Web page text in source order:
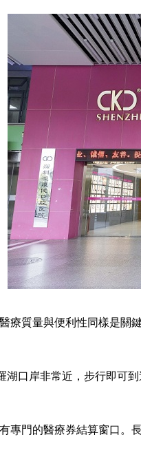
質量與便利性同樣是關
岸非常近，步行即可到
門的醫療券結算窗口。